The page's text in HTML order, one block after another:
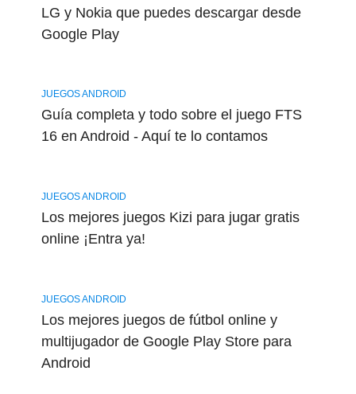
LG y Nokia que puedes descargar desde
Google Play
JUEGOS ANDROID
Guía completa y todo sobre el juego FTS
16 en Android - Aquí te lo contamos
JUEGOS ANDROID
Los mejores juegos Kizi para jugar gratis
online ¡Entra ya!
JUEGOS ANDROID
Los mejores juegos de fútbol online y
multijugador de Google Play Store para
Android